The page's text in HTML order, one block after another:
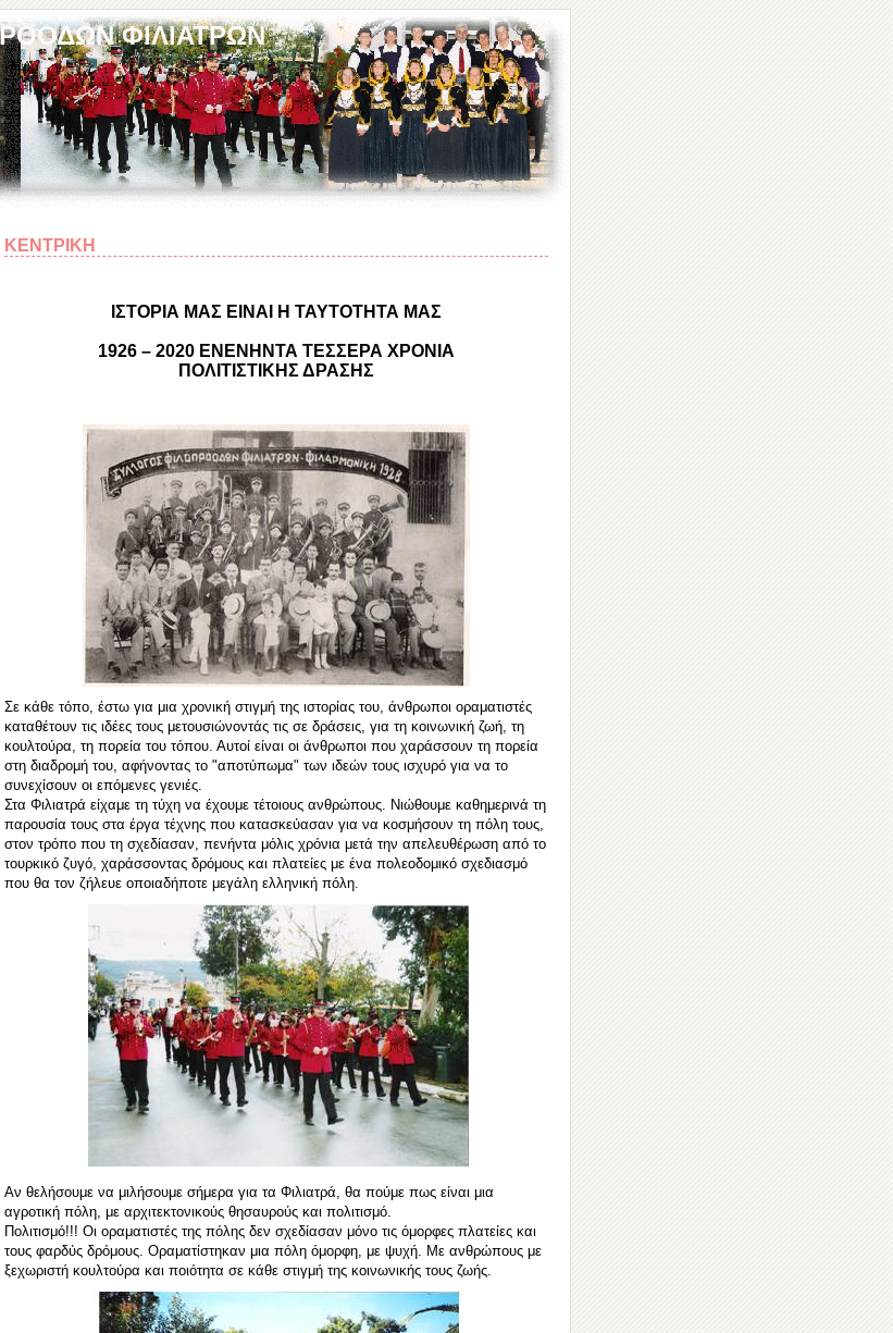
ΦΙΛΙΑΤΡΩΝ
ΚΕΝΤΡΙΚΗ
ΙΣΤΟΡΙΑ ΜΑΣ ΕΙΝΑΙ Η ΤΑΥΤΟΤΗΤΑ ΜΑΣ
1926 – 2020 ΕΝΕΝΗΝΤΑ ΤΕΣΣΕΡΑ ΧΡΟΝΙΑ
ΠΟΛΙΤΙΣΤΙΚΗΣ ΔΡΑΣΗΣ
Σε κάθε τόπο, έστω για μια χρονική στιγμή της ιστορίας του, άνθρωποι οραματιστές
καταθέτουν τις ιδέες τους μετουσιώνοντάς τις σε δράσεις, για τη κοινωνική ζωή, τη
κουλτούρα, τη πορεία του τόπου. Αυτοί είναι οι άνθρωποι που χαράσσουν τη πορεία
στη διαδρομή του, αφήνοντας το "αποτύπωμα" των ιδεών τους ισχυρό για να το
συνεχίσουν οι επόμενες γενιές.
Στα Φιλιατρά είχαμε τη τύχη να έχουμε τέτοιους ανθρώπους. Νιώθουμε καθημερινά τη
παρουσία τους στα έργα τέχνης που κατασκεύασαν για να κοσμήσουν τη πόλη τους,
στον τρόπο που τη σχεδίασαν, πενήντα μόλις χρόνια μετά την απελευθέρωση από το
τουρκικό ζυγό, χαράσσοντας δρόμους και πλατείες με ένα πολεοδομικό σχεδιασμό
που θα τον ζήλευε οποιαδήποτε μεγάλη ελληνική πόλη.
Αν θελήσουμε να μιλήσουμε σήμερα για τα Φιλιατρά, θα πούμε πως είναι μια
αγροτική πόλη, με αρχιτεκτονικούς θησαυρούς και πολιτισμό.
Πολιτισμό!!! Οι οραματιστές της πόλης δεν σχεδίασαν μόνο τις όμορφες πλατείες και
τους φαρδύς δρόμους. Οραματίστηκαν μια πόλη όμορφη, με ψυχή. Με ανθρώπους με
ξεχωριστή κουλτούρα και ποιότητα σε κάθε στιγμή της κοινωνικής τους ζωής.